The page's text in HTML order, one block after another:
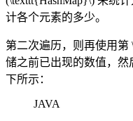
计各个元素的多少。
第二次遍历，则再使用第
储之前已出现的数值，然
下所示：
JAVA